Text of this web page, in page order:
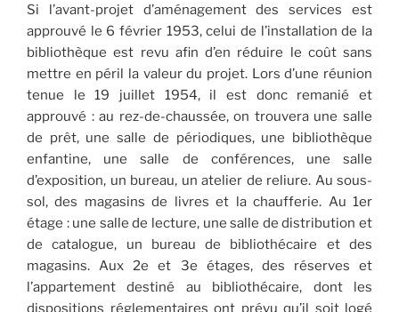
Si l’avant-projet d’aménagement des services est
approuvé le 6 février 1953, celui de l’installation de la
bibliothèque est revu afin d’en réduire le coût sans
mettre en péril la valeur du projet. Lors d’une réunion
tenue le 19 juillet 1954, il est donc remanié et
approuvé : au rez-de-chaussée, on trouvera une salle
de prêt, une salle de périodiques, une bibliothèque
enfantine, une salle de conférences, une salle
d’exposition, un bureau, un atelier de reliure. Au sous-
sol, des magasins de livres et la chaufferie. Au 1er
étage : une salle de lecture, une salle de distribution et
de catalogue, un bureau de bibliothécaire et des
magasins. Aux 2e et 3e étages, des réserves et
l’appartement destiné au bibliothécaire, dont les
dispositions réglementaires ont prévu qu’il soit logé